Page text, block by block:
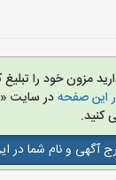
مزون خود را
این صفحهدر سایت
کنید.
آگهی و نام شما در